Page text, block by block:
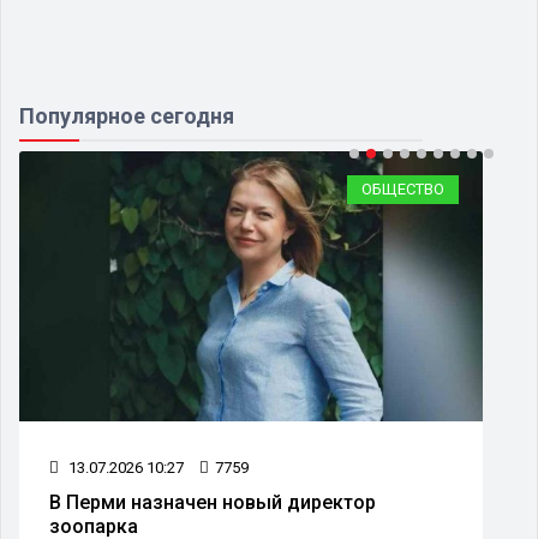
Популярное сегодня
ОБЩЕСТВО
13.07.2026 10:27 7759
В Перми назначен новый директор
зоопарка